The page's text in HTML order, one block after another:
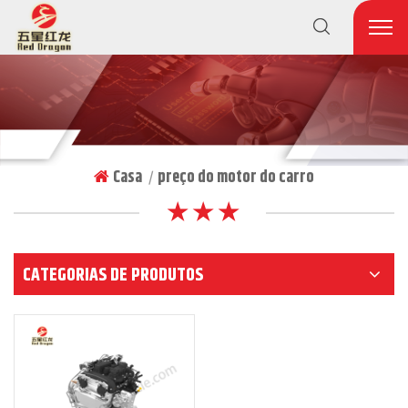
Casa | preço do motor do carro
★ ★ ★
CATEGORIAS DE PRODUTOS